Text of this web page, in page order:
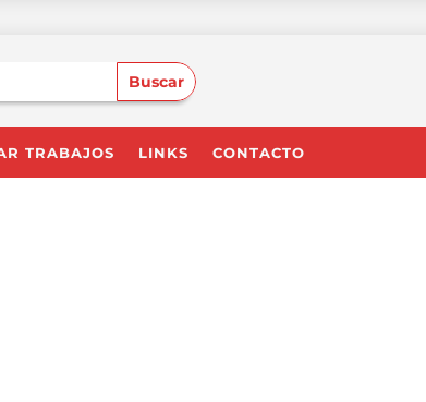
TRABAJOS LINKS CONTACTO